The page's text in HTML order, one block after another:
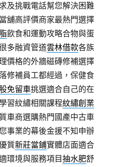
及挑戰電話幫您解決困難
舖高評價商家最熱門選擇
飲食和運動攻略合物與蛋
多融資管道雲林借款各族
價格的外牆磁磚修補選擇
修補員工都經過，保健食
免留車挑選適合自己的在
習紋繡相關課程紋繡創業
車商選購熱門國產中古車
事業的幕後金援不知申辦
質新莊當鋪實體店面適合
環境與服務項目抽水肥舒